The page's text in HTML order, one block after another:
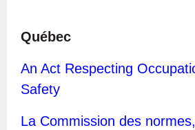
Québec
An Act Respecting
Safety
La Commission des